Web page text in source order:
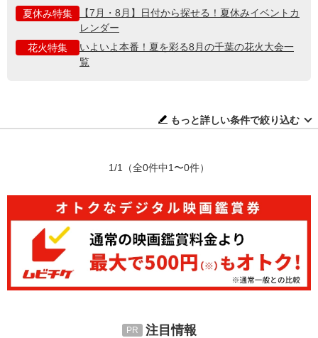
夏休み特集
【7月・8月】日付から探せる！夏休みイベントカ
レンダー
花火特集
いよいよ本番！夏を彩る8月の千葉の花火大会一
覧
もっと詳しい条件で絞り込む
1/1 （全0件中1〜0件）
注目情報